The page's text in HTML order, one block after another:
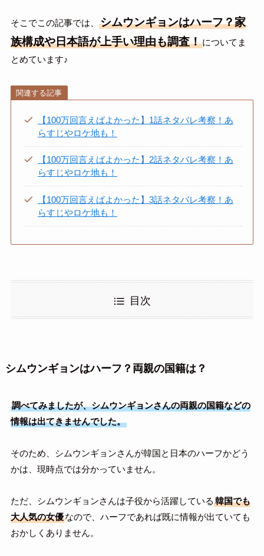
そこでこの記事では、
シムウンギョンはハーフ？家
族構成や日本語が上手い理由も調査！についてま
とめています♪
関連する記事
【100万回言えばよかった】1話ネタバレ考察！あ
らすじやロケ地も！
【100万回言えばよかった】2話ネタバレ考察！あ
らすじやロケ地も！
【100万回言えばよかった】3話ネタバレ考察！あ
らすじやロケ地も！
目次
シムウンギョンはハーフ？両親の国籍は？
調べてみましたが、シムウンギョンさんの両親の国籍などの
情報は出てきませんでした。
そのため、シムウンギョンさんが韓国と日本のハーフかどう
かは、現時点では分かっていません。
ただ、シムウンギョンさんは子役から活躍している 韓国でも
大人気の女優なので、ハーフであれば既に情報が出ていても
おかしくありません。